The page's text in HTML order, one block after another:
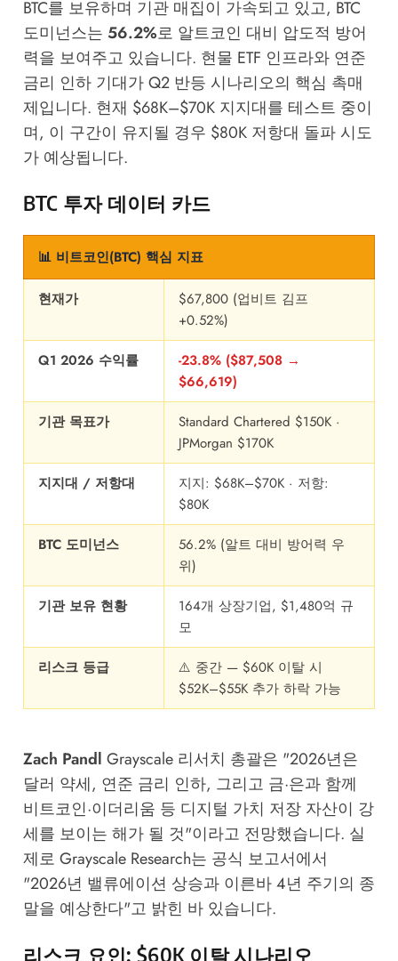
BTC를 보유하며 기관 매집이 가속되고 있고, BTC
도미넌스는 56.2%로 알트코인 대비 압도적 방어
력을 보여주고 있습니다. 현물 ETF 인프라와 연준
금리 인하 기대가 Q2 반등 시나리오의 핵심 촉매
제입니다. 현재 $68K–$70K 지지대를 테스트 중이
며, 이 구간이 유지될 경우 $80K 저항대 돌파 시도
가 예상됩니다.
BTC 투자 데이터 카드
📊 비트코인(BTC) 핵심 지표
현재가
$67,800 (업비트 김프
+0.52%)
Q1 2026 수익률
-23.8% ($87,508 →
$66,619)
기관 목표가
Standard Chartered $150K ·
JPMorgan $170K
지지대 / 저항대
지지: $68K–$70K · 저항:
$80K
BTC 도미넌스
56.2% (알트 대비 방어력 우
위)
기관 보유 현황
164개 상장기업, $1,480억 규
모
리스크 등급
⚠️ 중간 — $60K 이탈 시
$52K–$55K 추가 하락 가능
Zach Pandl Grayscale리서치 총괄은 "2026년은
달러 약세, 연준 금리 인하, 그리고 금·은과 함께
비트코인·이더리움 등 디지털 가치 저장 자산이 강
세를 보이는 해가 될 것"이라고 전망했습니다. 실
제로 Grayscale Research는 공식 보고서에서
"2026년 밸류에이션 상승과 이른바 4년 주기의 종
말을 예상한다"고 밝힌 바 있습니다.
리스크 요인: $60K 이탈 시나리오